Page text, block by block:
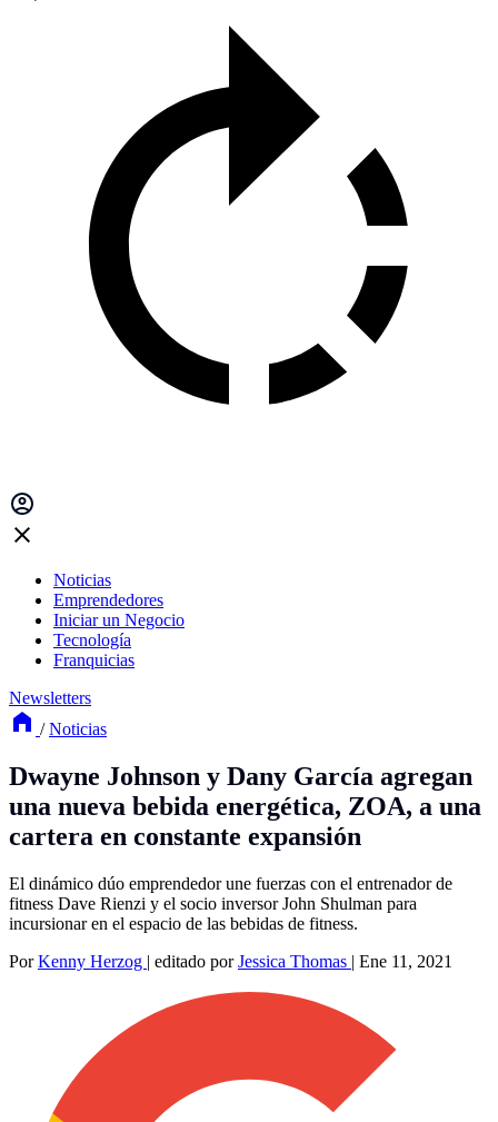
Noticias
Emprendedores
Iniciar un Negocio
Tecnología
Franquicias
Newsletters
/ Noticias
Dwayne Johnson y Dany García agregan
una nueva bebida energética, ZOA, a una
cartera en constante expansión
El dinámico dúo emprendedor une fuerzas con el entrenador de
fitness Dave Rienzi y el socio inversor John Shulman para
incursionar en el espacio de las bebidas de fitness.
PorKenny Herzog | editado porJessica Thomas | Ene 11, 2021